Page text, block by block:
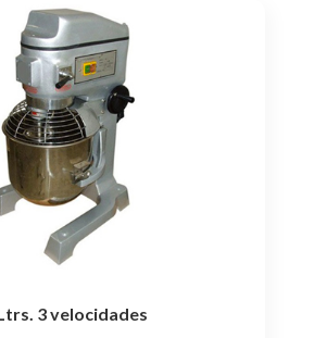
3 velocidades